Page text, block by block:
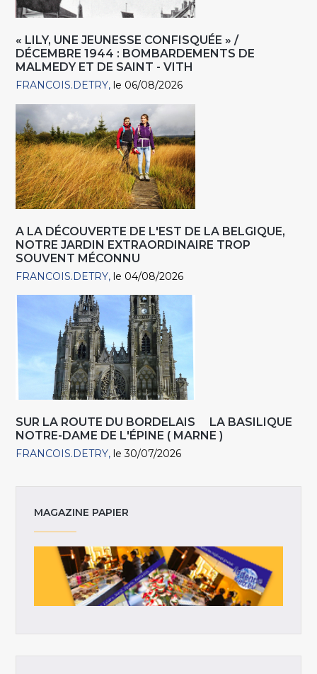
« LILY, UNE JEUNESSE CONFISQUÉE » /
DÉCEMBRE 1944 : BOMBARDEMENTS DE
MALMEDY ET DE SAINT - VITH
FRANCOIS.DETRY le 06/08/2026
A LA DÉCOUVERTE DE L'EST DE LA BELGIQUE,
NOTRE JARDIN EXTRAORDINAIRE TROP
SOUVENT MÉCONNU
FRANCOIS.DETRY le 04/08/2026
SUR LA ROUTE DU BORDELAIS LA BASILIQUE
NOTRE-DAME DE L'ÉPINE ( MARNE )
FRANCOIS.DETRY le 30/07/2026
MAGAZINE PAPIER